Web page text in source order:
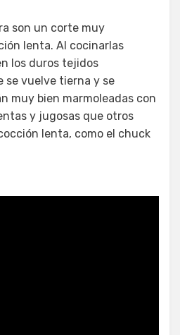
son un corte muy
lenta. Al cocinarlas
los duros tejidos
se vuelve tierna y se
muy bien marmoleadas con
y jugosas que otros
lenta, como el chuck